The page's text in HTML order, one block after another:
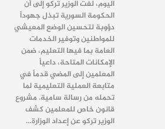
اليوم، لفت الوزير تركو إلى أن
الحكومة السورية تبذل جهوداً
دؤوبة لتحسين الوضع المعيشي
للمواطنين وتوفير الخدمات
العامة بما فيها التعليم، ضمن
الإمكانات المتاحة، داعياً
المعلمين إلى المضي قدماً في
متابعة العملية التعليمية لما
تحمله من رسالة سامية. مشروع
قانون خاص للمعلمين كشف
الوزير تركو عن إعداد الوزارة…